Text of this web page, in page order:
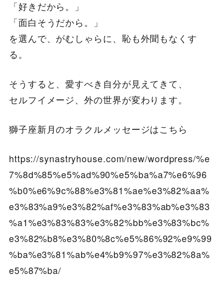
「好きだから。」
「面白そうだから。」
を選んで、がむしゃらに、恥も外聞もなくす
る。
そうすると、愛すべき自分が見えてきて、
セルフイメージ、外の世界が変わります。
獅子座新月のオラクルメッセージはこちら
https://synastryhouse.com/new/wordpress/%e
7%8d%85%e5%ad%90%e5%ba%a7%e6%96
%b0%e6%9c%88%e3%81%ae%e3%82%aa%
e3%83%a9%e3%82%af%e3%83%ab%e3%83
%a1%e3%83%83%e3%82%bb%e3%83%bc%
e3%82%b8%e3%80%8c%e5%86%92%e9%99
%ba%e3%81%ab%e4%b9%97%e3%82%8a%
e5%87%ba/